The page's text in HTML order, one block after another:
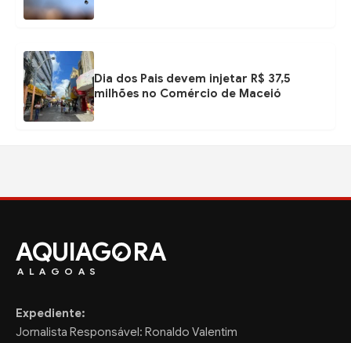
Dia dos Pais devem injetar R$ 37,5
milhões no Comércio de Maceió
AQUIAG RA
ALAGOAS
Expediente:
Jornalista Responsável: Ronaldo Valentim